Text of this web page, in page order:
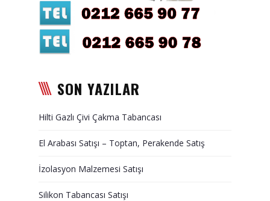
Duvar Paneli, Söve, Dekoratif
Kaplama
BİZE ULAŞIN
SON YAZILAR
Hilti Gazlı Çivi Çakma Tabancası
El Arabası Satışı – Toptan, Perakende Satış
İzolasyon Malzemesi Satışı
Silikon Tabancası Satışı